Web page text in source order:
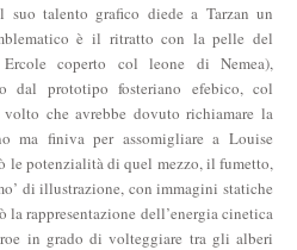
suo talento grafico diede a Tarzan un
è il ritratto con la pelle del
coperto col leone di Nemea),
dal prototipo fosteriano efebico, col
che avrebbe dovuto richiamare la
ma finiva per assomigliare a Louise
le potenzialità di quel mezzo, il fumetto,
di illustrazione, con immagini statiche
la rappresentazione dell’energia cinetica
in grado di volteggiare tra gli alberi